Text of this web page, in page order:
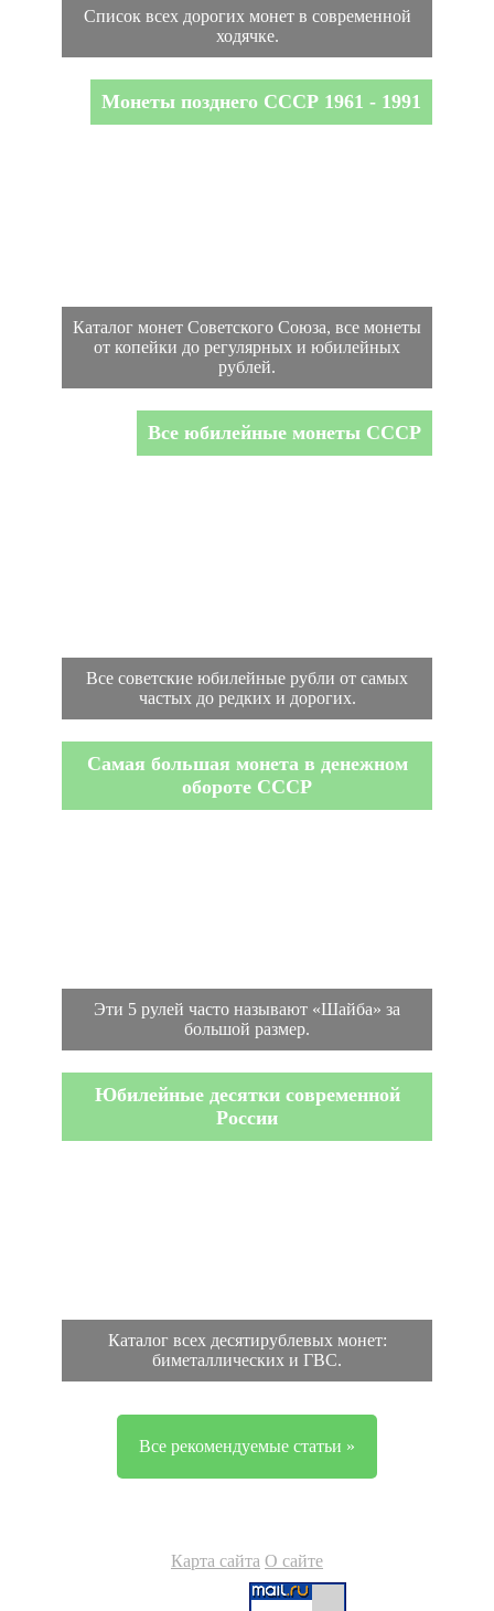
Список всех дорогих монет в современной
ходячке.
Монеты позднего СССР 1961 - 1991
Каталог монет Советского Союза, все монеты
от копейки до регулярных и юбилейных
рублей.
Все юбилейные монеты СССР
Все советские юбилейные рубли от самых
частых до редких и дорогих.
Самая большая монета в денежном
обороте СССР
Эти 5 рулей часто называют «Шайба» за
большой размер.
Юбилейные десятки современной
России
Каталог всех десятирублевых монет:
биметаллических и ГВС.
Все рекомендуемые статьи »
Карта сайта О сайте